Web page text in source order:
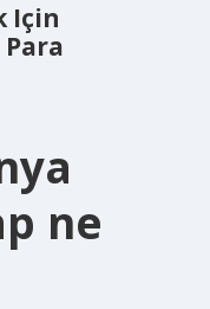
Için
ne